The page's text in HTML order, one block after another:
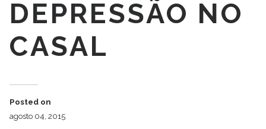
DEPRESSÃO NO
CASAL
Posted on
agosto 04, 2015